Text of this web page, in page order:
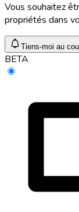
Vous souhaitez
propriétés dans
Tiens-moi au
BETA